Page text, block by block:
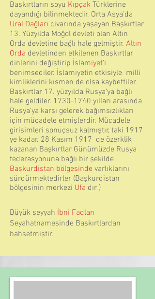
Başkırtların soyu Kıpçak Türklerine
dayandığı bilinmektedir. Orta Asya’da
Ural Dağları civarında yaşayan Başkırtlar
13. Yüzyılda Moğol devleti olan Altın
Orda devletine bağlı hale gelmiştir. Altın
Orda devletinden etkilenen Başkırtlar
dinlerini değiştirip İslamiyet’i
benimsediler. İslamiyetin etkisiyle milli
kimliklerini kısmen de olsa kaybettiler.
Başkırtlar 17. yüzyılda Rusya’ya bağlı
hale geldiler. 1730-1740 yılları arasında
Rusya'ya karşı gelerek bağımsızlıkları
için mücadele etmişlerdir. Mücadele
girişimleri sonuçsuz kalmıştır, taki 1917
ye kadar. 28 Kasım 1917 de özerklik
kazanan Başkırtlar Günümüzde Rusya
federasyonuna bağlı bir şekilde
Başkurdistan bölgesinde varlıklarını
sürdürmektedirler (Başkurdistan
bölgesinin merkezi Ufa dır )
Büyük seyyah İbni Fadlan
Seyahatnamesinde Başkırtlardan
bahsetmiştir.